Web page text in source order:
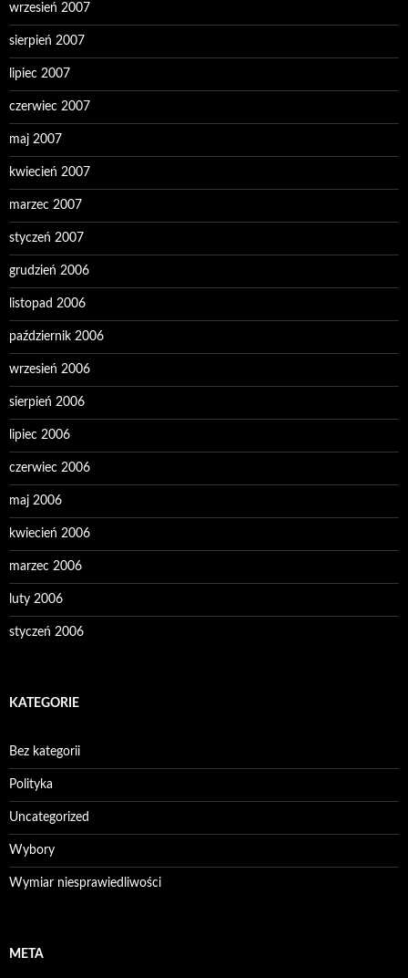
wrzesień 2007
sierpień 2007
lipiec 2007
czerwiec 2007
maj 2007
kwiecień 2007
marzec 2007
styczeń 2007
grudzień 2006
listopad 2006
październik 2006
wrzesień 2006
sierpień 2006
lipiec 2006
czerwiec 2006
maj 2006
kwiecień 2006
marzec 2006
luty 2006
styczeń 2006
KATEGORIE
Bez kategorii
Polityka
Uncategorized
Wybory
Wymiar niesprawiedliwości
META